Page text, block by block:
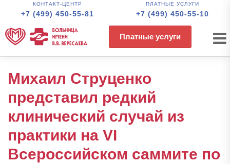
КОНТАКТ-ЦЕНТР
+7 (499) 450-55-81
ПЛАТНЫЕ УСЛУГИ
+7 (499) 450-55-10
Платные услуги
Михаил Струценко
представил редкий
клинический случай из
практики на VI
Всероссийском саммите по